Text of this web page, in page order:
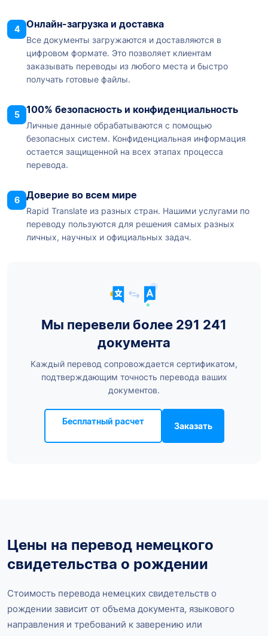
4 Онлайн-загрузка и доставка
Все документы загружаются и доставляются в
цифровом формате. Это позволяет клиентам
заказывать переводы из любого места и быстро
получать готовые файлы.
5 100% безопасность и конфиденциальность
Личные данные обрабатываются с помощью
безопасных систем. Конфиденциальная информация
остается защищенной на всех этапах процесса
перевода.
6 Доверие во всем мире
Rapid Translate из разных стран. Нашими услугами по
переводу пользуются для решения самых разных
личных, научных и официальных задач.
Мы перевели более 291 241
документа
Каждый перевод сопровождается сертификатом,
подтверждающим точность перевода ваших
документов.
Бесплатный расчет Заказать
Цены на перевод немецкого
свидетельства о рождении
Стоимость перевода немецких свидетельств о
рождении зависит от объема документа, языкового
направления и требований к заверению или